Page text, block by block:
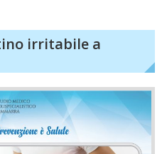
irritabile a